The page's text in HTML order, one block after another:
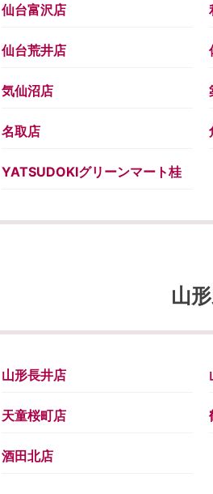
仙台富沢店
仙台荒井店
気仙沼店
名取店
YATSUDOKIグリーンマート桂
山
山形長井店
天童桜町店
酒田北店